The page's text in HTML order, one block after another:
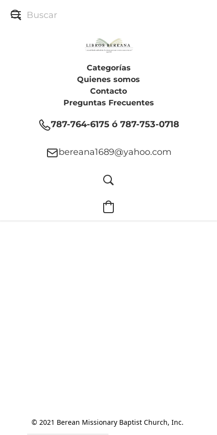
Categorías
Quienes somos
Contacto
Preguntas Frecuentes
787-764-6175 ó 787-753-0718
bereana1689@yahoo.com
© 2021 Berean Missionary Baptist Church, Inc.